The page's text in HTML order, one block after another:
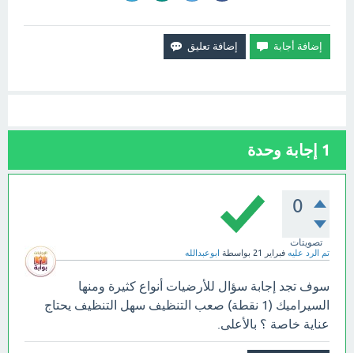
1 إجابة وحدة
0
تصويتات
تم الرد عليه فبراير 21 بواسطة ابوعبدالله
سوف تجد إجابة سؤال للأرضيات أنواع كثيرة ومنها
السيراميك (1 نقطة) صعب التنظيف سهل التنظيف يحتاج
عناية خاصة ؟ بالأعلى.